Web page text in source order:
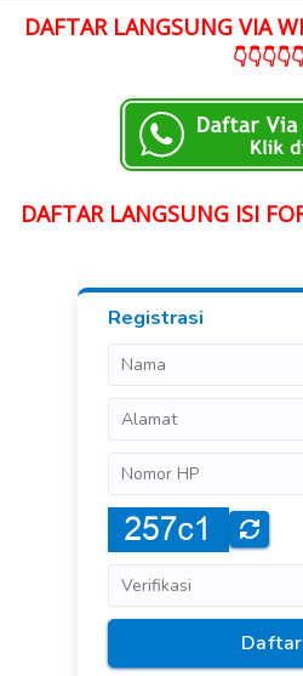
DAFTAR LANGSUNG VIA
DAFTAR LANGSUNG ISI